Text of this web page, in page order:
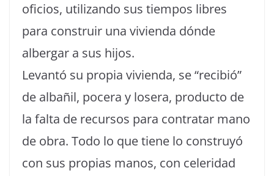
oficios, utilizando sus tiempos libres
para construir una vivienda dónde
albergar a sus hijos.
Levantó su propia vivienda, se “recibió”
de albañil, pocera y losera, producto de
la falta de recursos para contratar mano
de obra. Todo lo que tiene lo construyó
con sus propias manos, con celeridad